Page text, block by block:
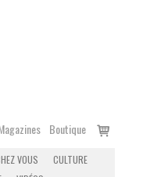
Boutique
Voir
VOUS
CULTURE